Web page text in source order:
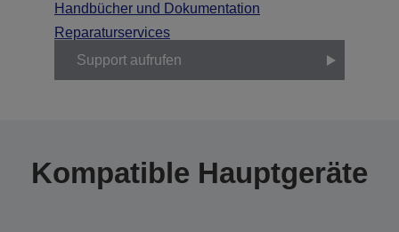
Handbücher und Dokumentation
Reparaturservices
Support aufrufen
Kompatible Hauptgeräte